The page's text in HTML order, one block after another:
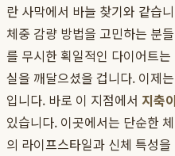
란 사막에서 바늘 찾기와 같습
체중 감량 방법을 고민하는 분
를 무시한 획일적인 다이어트
실을 깨달으셨을 겁니다. 이제
입니다. 바로 이 지점에서 지축
있습니다. 이곳에서는 단순한
의 라이프스타일과 신체 특성